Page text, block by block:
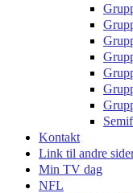
Kontakt
Link til andre
Min TV dag
NFL